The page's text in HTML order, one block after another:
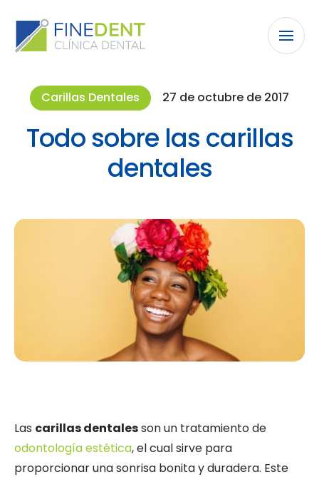
Carillas Dentales 27 de octubre de 2017
Todo sobre las carillas
dentales
Las carillas dentalesson un tratamiento de
odontología estética, el cual sirve para
proporcionar una sonrisa bonita y duradera. Este